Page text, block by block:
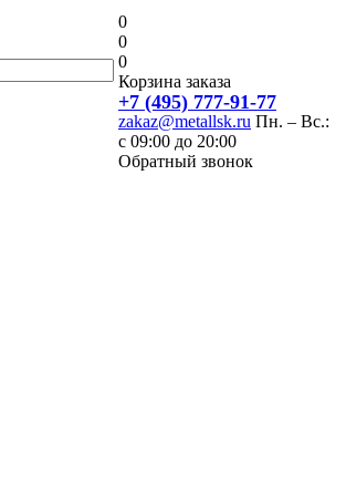
0
0
0
Корзина заказа
+7 (495) 777-91-77
zakaz@metallsk.ru Пн. – Вс.:
с 09:00 до 20:00
Обратный звонок